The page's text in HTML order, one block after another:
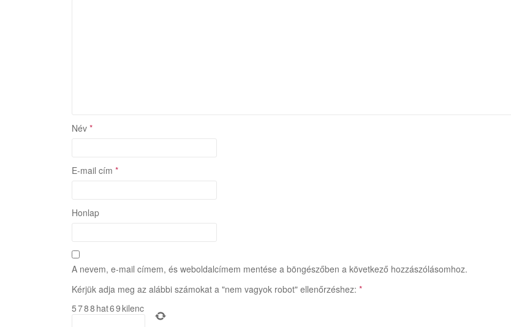
Név *
E-mail cím *
Honlap
A nevem, e-mail címem, és weboldalcímem mentése a böngészőben a következő hozzászólásomhoz.
Kérjük adja meg az alábbi számokat a "nem vagyok robot" ellenőrzéshez: *
5788 hat69kilenc